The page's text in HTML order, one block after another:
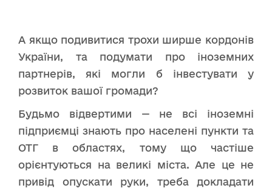
А якщо подивитися трохи ширше кордонів
України, та подумати про іноземних
партнерів, які могли б інвестувати у
розвиток вашої громади?
Будьмо відвертими — не всі іноземні
підприємці знають про населені пункти та
ОТГ в областях, тому що частіше
орієнтуються на великі міста. Але це не
привід опускати руки, треба докладати